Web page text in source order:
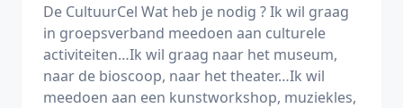
De CultuurCel Wat heb je nodig ? Ik wil graag
in groepsverband meedoen aan culturele
activiteiten…Ik wil graag naar het museum,
naar de bioscoop, naar het theater…Ik wil
meedoen aan een kunstworkshop, muziekles,